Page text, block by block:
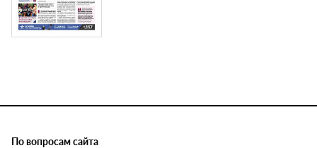
По вопросам сайта